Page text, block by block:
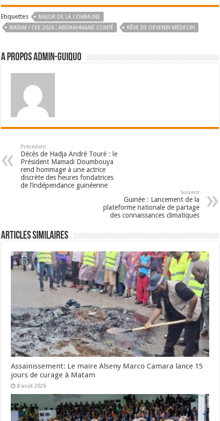
Etiquettes
MAJOR DE LA COMMUNE
MATAM / CEE 2026 : ABDRAHMANE CONTÉ
RÊVE DE DEVENIR MÉDECIN
A propos admin-guiquo
Précédent
Décès de Hadja André Touré : le
Président Mamadi Doumbouya
rend hommage à une actrice
discrète des heures fondatrices
de l’indépendance guinéenne
Suivant
Guinée : Lancement de la
plateforme nationale de partage
des connaissances climatiques
Articles Similaires
Assainissement: Le maire Alseny Marco Camara lance 15
jours de curage à Matam
8 août 2026